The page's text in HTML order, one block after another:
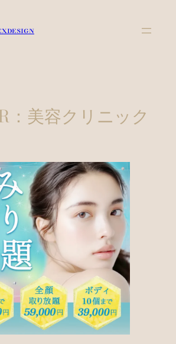
：美容クリニック